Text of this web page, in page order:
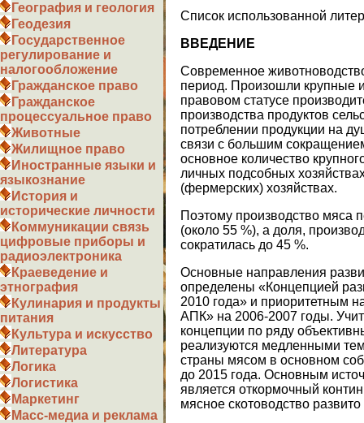
География и геология
Геодезия
Государственное
регулирование и
налогообложение
Гражданское право
Гражданское
процессуальное право
Животные
Жилищное право
Иностранные языки и
языкознание
История и
исторические личности
Коммуникации связь
цифровые приборы и
радиоэлектроника
Краеведение и
этнография
Кулинария и продукты
питания
Культура и искусство
Литература
Логика
Логистика
Маркетинг
Масс-медиа и реклама
Список использованной
ВВЕДЕНИЕ
Современное
период. Произошли крупные
правовом статусе
производства продуктов
потреблении продукции на
связи с большим
основное количество
личных подсобных
(фермерских) хозяйствах.
Поэтому производство мяса
(около 55 %), а доля,
сократилась до 45 %.
Основные направления
определены «Концепцией
2010 года» и приоритетным
АПК» на 2006-2007 годы.
концепции по ряду
реализуются медленными
страны мясом в основном
до 2015 года. Основным
является откормочный
мясное скотоводство